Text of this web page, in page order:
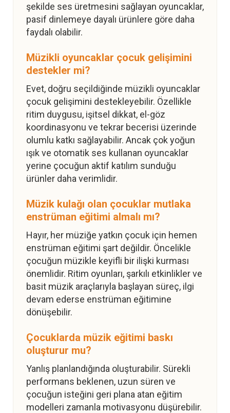
şekilde ses üretmesini sağlayan oyuncaklar,
pasif dinlemeye dayalı ürünlere göre daha
faydalı olabilir.
Müzikli oyuncaklar çocuk gelişimini
destekler mi?
Evet, doğru seçildiğinde müzikli oyuncaklar
çocuk gelişimini destekleyebilir. Özellikle
ritim duygusu, işitsel dikkat, el-göz
koordinasyonu ve tekrar becerisi üzerinde
olumlu katkı sağlayabilir. Ancak çok yoğun
ışık ve otomatik ses kullanan oyuncaklar
yerine çocuğun aktif katılım sunduğu
ürünler daha verimlidir.
Müzik kulağı olan çocuklar mutlaka
enstrüman eğitimi almalı mı?
Hayır, her müziğe yatkın çocuk için hemen
enstrüman eğitimi şart değildir. Öncelikle
çocuğun müzikle keyifli bir ilişki kurması
önemlidir. Ritim oyunları, şarkılı etkinlikler ve
basit müzik araçlarıyla başlayan süreç, ilgi
devam ederse enstrüman eğitimine
dönüşebilir.
Çocuklarda müzik eğitimi baskı
oluşturur mu?
Yanlış planlandığında oluşturabilir. Sürekli
performans beklenen, uzun süren ve
çocuğun isteğini geri plana atan eğitim
modelleri zamanla motivasyonu düşürebilir.